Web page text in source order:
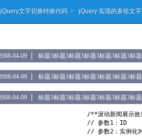
jQuery文字切换特效代码 > jQuery 实现的多组文